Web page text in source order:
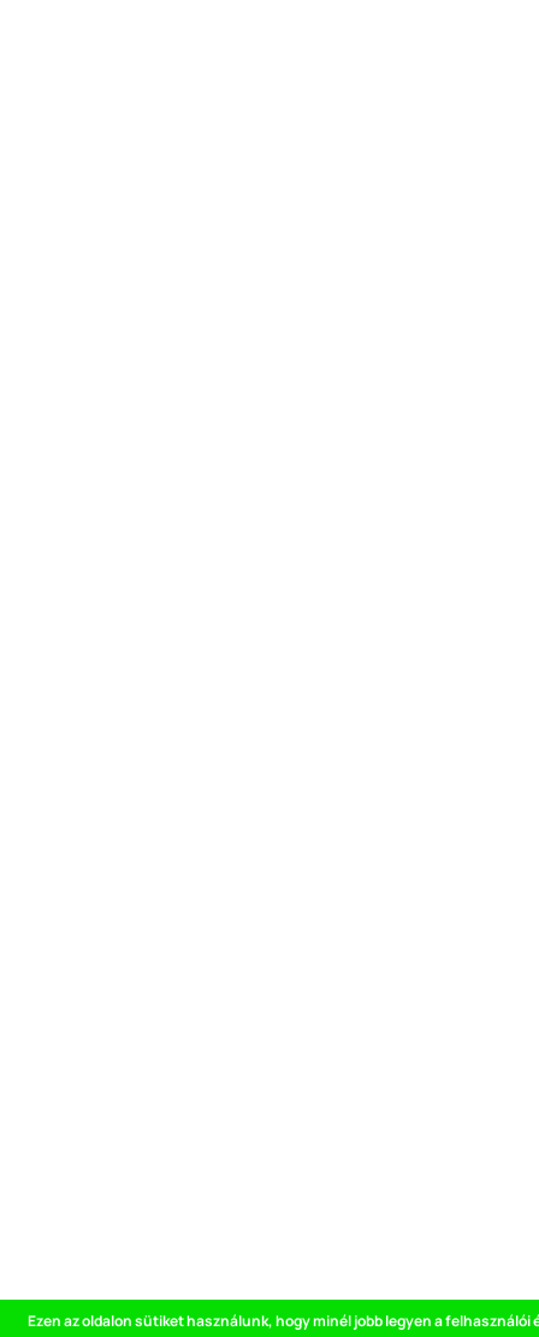
Ezen az oldalon sütiket használunk, hogy minél jobb legyen a